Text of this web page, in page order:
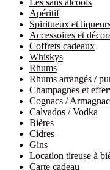
Les sans alcools
Apéritif
Spiritueux et
Accessoires et
Coffrets cadeaux
Whiskys
Rhums
Rhums arrangés /
Champagnes et
Cognacs /
Calvados / Vodka
Bières
Cidres
Gins
Location tireuse à
Carte cadeau